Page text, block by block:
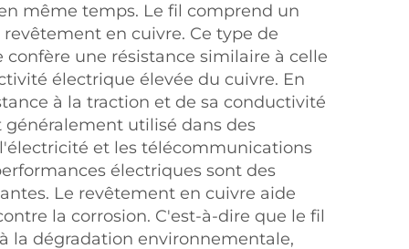
même temps. Le fil comprend un
en cuivre. Ce type de
une résistance similaire à celle
électrique élevée du cuivre. En
à la traction et de sa conductivité
généralement utilisé dans des
et les télécommunications
électriques sont des
Le revêtement en cuivre aide
la corrosion. C'est-à-dire que le fil
la dégradation environnementale,